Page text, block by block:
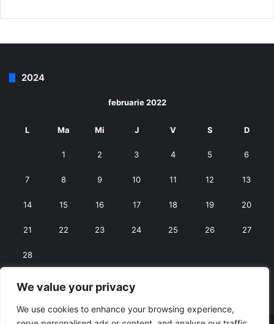
We value your privacy
We use cookies to enhance your browsing experience,
2024
februarie 2022
L Ma Mi J V S D
1 2 3 4 5 6
7 8 9 10 11 12 13
14 15 16 17 18 19 20
21 22 23 24 25 26 27
28
« ian. mart. »